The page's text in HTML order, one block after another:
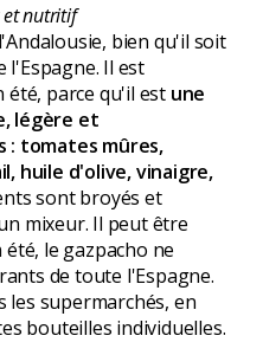
et nutritif
bien qu'il soit
l'Espagne. Il est
été, parce qu'il est une
légère et
: tomates mûres,
huile d'olive, vinaigre,
sont broyés et
mixeur. Il peut être
le gazpacho ne
de toute l'Espagne.
les supermarchés, en
bouteilles individuelles.